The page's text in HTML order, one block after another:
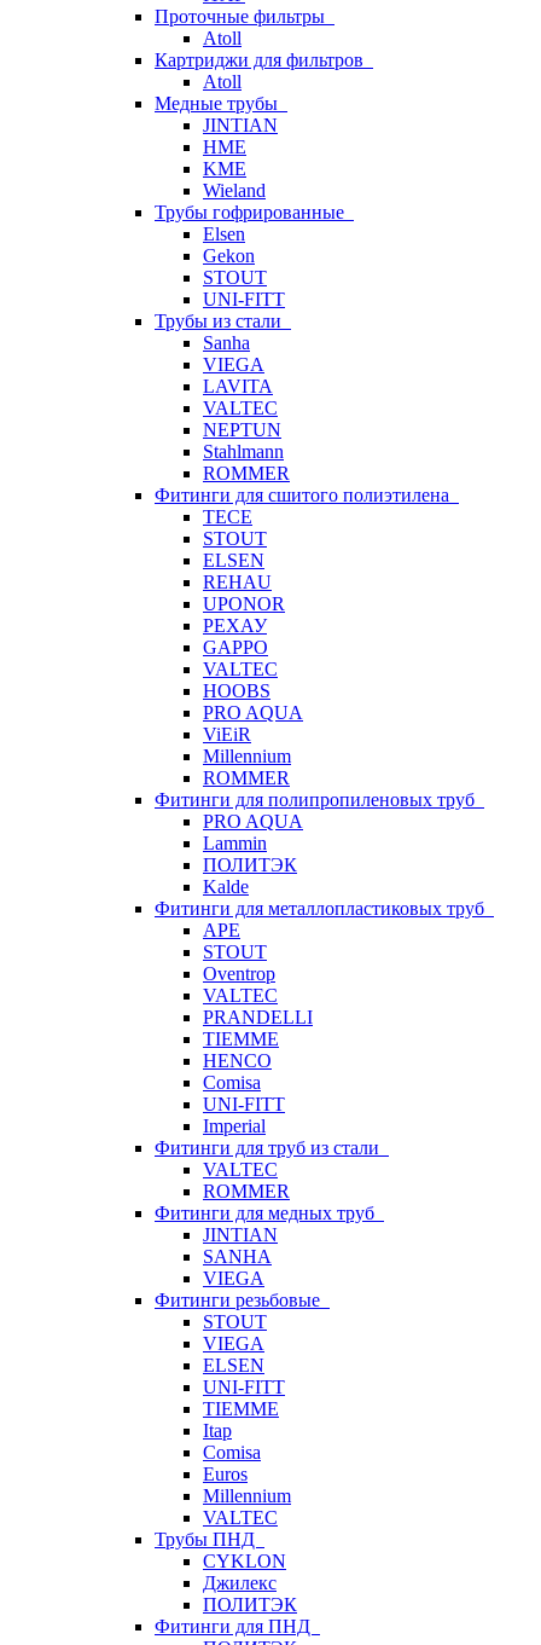
Проточные фильтры
Atoll
Картриджи для фильтров
Atoll
Медные трубы
JINTIAN
HME
KME
Wieland
Трубы гофрированные
Elsen
Gekon
STOUT
UNI-FITT
Трубы из стали
Sanha
VIEGA
LAVITA
VALTEC
NEPTUN
Stahlmann
ROMMER
Фитинги для сшитого полиэтилена
TECE
STOUT
ELSEN
REHAU
UPONOR
РЕХАУ
GAPPO
VALTEC
HOOBS
PRO AQUA
ViEiR
Millennium
ROMMER
Фитинги для полипропиленовых труб
PRO AQUA
Lammin
ПОЛИТЭК
Kalde
Фитинги для металлопластиковых труб
APE
STOUT
Oventrop
VALTEC
PRANDELLI
TIEMME
HENCO
Comisa
UNI-FITT
Imperial
Фитинги для труб из стали
VALTEC
ROMMER
Фитинги для медных труб
JINTIAN
SANHA
VIEGA
Фитинги резьбовые
STOUT
VIEGA
ELSEN
UNI-FITT
TIEMME
Itap
Comisa
Euros
Millennium
VALTEC
Трубы ПНД
CYKLON
Джилекс
ПОЛИТЭК
Фитинги для ПНД